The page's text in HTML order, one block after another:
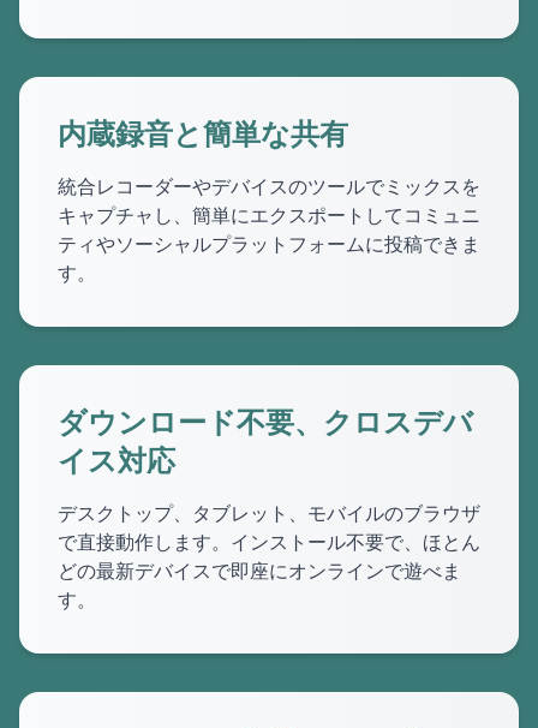
内蔵録音と簡単な共有
統合レコーダーやデバイスのツールでミックスを
キャプチャし、簡単にエクスポートしてコミュニ
ティやソーシャルプラットフォームに投稿できま
す。
ダウンロード不要、クロスデバ
イス対応
デスクトップ、タブレット、モバイルのブラウザ
で直接動作します。インストール不要で、ほとん
どの最新デバイスで即座にオンラインで遊べま
す。